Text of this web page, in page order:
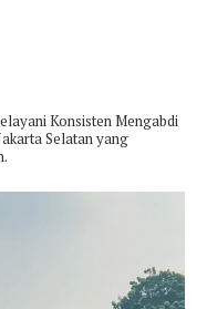
Konsisten Mengabdi
Selatan yang